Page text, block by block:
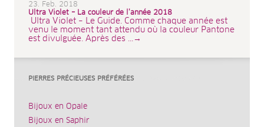
23. Feb. 2018
Ultra Violet – La couleur de l’année 2018
Ultra Violet – Le Guide. Comme chaque année est
venu le moment tant attendu où la couleur Pantone
est divulguée. Après des ...→
PIERRES PRÉCIEUSES PRÉFÉRÉES
Bijoux en Opale
Bijoux en Saphir